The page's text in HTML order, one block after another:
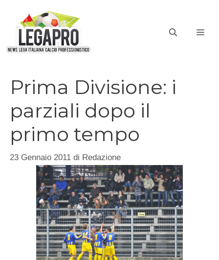
contenuto
Prima Divisione: i
parziali dopo il
primo tempo
23 Gennaio 2011 di Redazione